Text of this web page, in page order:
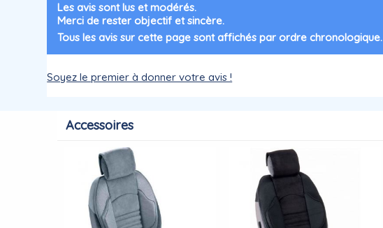
Les avis sont lus et modérés.
Merci de rester objectif et sincère.
Tous les avis sur cette page sont affichés par ordre chronologique.
Soyez le premier à donner votre avis !
Accessoires